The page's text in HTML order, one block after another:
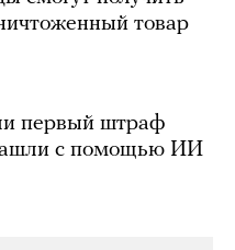
товар
первый штраф
с помощью ИИ